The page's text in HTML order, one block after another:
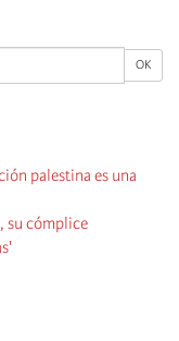
OK
palestina es una
su cómplice